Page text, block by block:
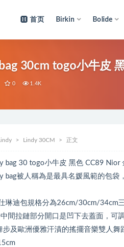
首页 Birkin Bolide
30cm togo小牛皮
0 1.4K
Lindy 30CM 正文
bag 30 togo小牛皮 黑色 CC89 Nior
bag被人稱為是最具名媛風範的包
琳迪包規格分為26cm/30cm/34cm
間拉鏈部分開口是凹下去蓋面，
及歐洲優雅汗漬的搖擺音樂雙人舞